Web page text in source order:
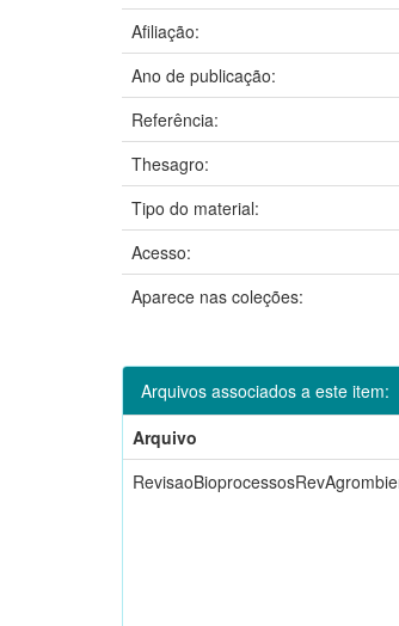
Afiliação:
Ano de publicação:
Referência:
Thesagro:
Tipo do material:
Acesso:
Aparece nas coleções:
Arquivos associados a este item:
Arquivo